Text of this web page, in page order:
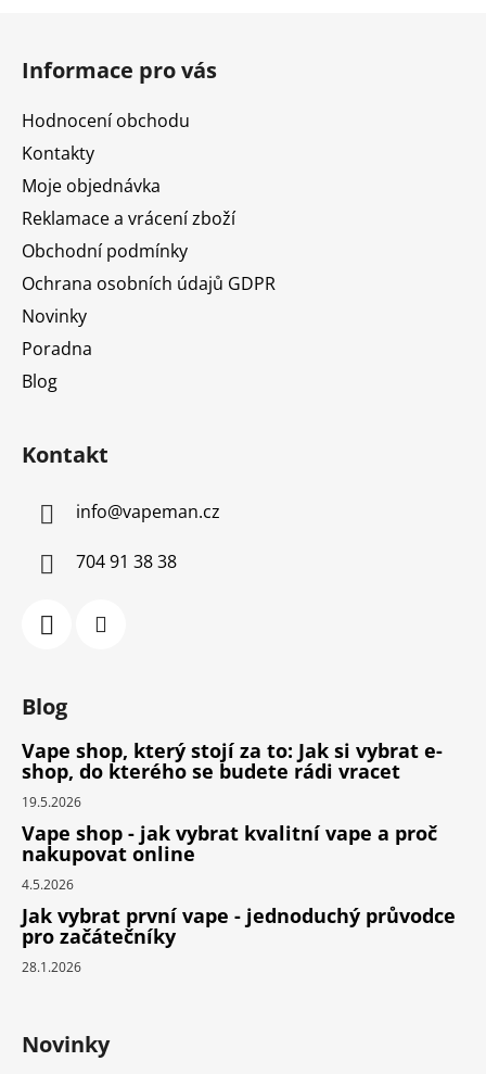
Informace pro vás
Hodnocení obchodu
Kontakty
Moje objednávka
Reklamace a vrácení zboží
Obchodní podmínky
Ochrana osobních údajů GDPR
Novinky
Poradna
Blog
Kontakt
info@vapeman.cz
704 91 38 38
Blog
Vape shop, který stojí za to: Jak si vybrat e-
shop, do kterého se budete rádi vracet
19.5.2026
Vape shop - jak vybrat kvalitní vape a proč
nakupovat online
4.5.2026
Jak vybrat první vape - jednoduchý průvodce
pro začátečníky
28.1.2026
Novinky